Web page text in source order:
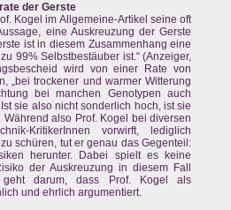
der Gerste
Kogel im Allgemeine-Artikel seine oft
eine Auskreuzung der Gerste
ist in diesem Zusammenhang eine
99% Selbstbestäuber ist.“ (Anzeiger,
wird von einer Rate von
„bei trockener und warmer Witterung
bei manchen Genotypen auch
sie also nicht sonderlich hoch, ist sie
Während also Prof. Kogel bei diversen
KritikerInnen vorwirft, lediglich
schüren, tut er genau das Gegenteil:
herunter. Dabei spielt es keine
der Auskreuzung in diesem Fall
darum, dass Prof. Kogel als
und ehrlich argumentiert.